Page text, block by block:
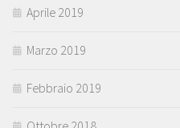
Aprile 2019
Marzo 2019
Febbraio 2019